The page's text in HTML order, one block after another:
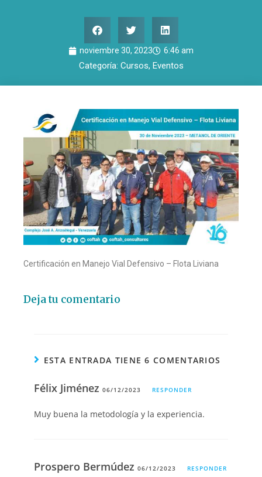
noviembre 30, 2023 6:46 am
Categoría: Cursos, Eventos
Certificación en Manejo Vial Defensivo – Flota Liviana
Deja tu comentario
ESTA ENTRADA TIENE 6 COMENTARIOS
Félix Jiménez06/12/2023 RESPONDER
Muy buena la metodología y la experiencia.
Prospero Bermúdez06/12/2023 RESPONDER